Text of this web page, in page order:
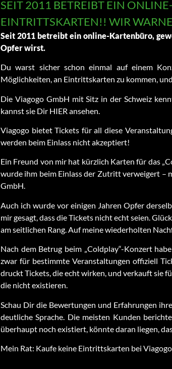
SEIT 2011 BETREIBT EIN
INTRITTSKARTEN!! WIR
Seit 2011 betreibt ein online-Kartenbüro,
Opfer wirst.
Du warst sicher schon einmal auf einem
Möglichkeiten, an Eintrittskarten zu kommen,
Die Viagogo GmbH mit Sitz in der Schweiz
kannst sie Dir HIER ansehen.
Viagogo bietet Tickets für all diese
werden beim Einlass nicht akzeptiert!
Ein Freund von mir hat kürzlich Karten für das
wurde ihm beim Einlass der Zutritt verweigert –
GmbH.
Auch ich wurde vor einigen Jahren Opfer
mir gesagt, dass die Tickets nicht echt seien.
am seitlichen Rang. Auf meine wiederholten
Nach dem Betrug beim „Coldplay“-Konzert
zwar für bestimmte Veranstaltungen offiziell
druckt Tickets, die echt wirken, und verkauft sie
die nicht existieren.
Schau Dir die Bewertungen und Erfahrungen
deutliche Sprache. Die meisten Kunden
überhaupt noch existiert, könnte daran liegen,
Mein Rat: Kaufe keine Eintrittskarten bei